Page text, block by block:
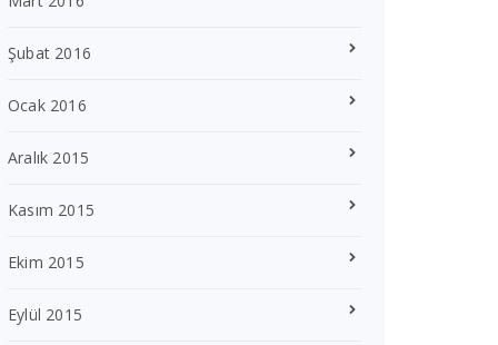
Şubat 2016
Ocak 2016
Aralık 2015
Kasım 2015
Ekim 2015
Eylül 2015